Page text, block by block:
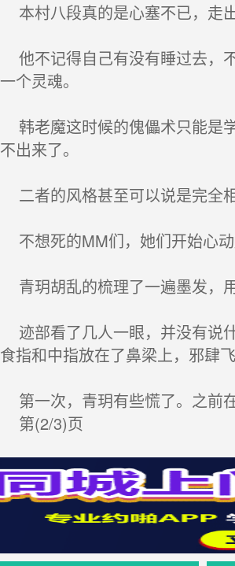
本村八段真的是心塞不已，走
他不记得自己有没有睡过去，
一个灵魂。
韩老魔这时候的傀儡术只能是
不出来了。
二者的风格甚至可以说是完全
不想死的MM们，她们开始心动
青玥胡乱的梳理了一遍墨发，
迹部看了几人一眼，并没有说
食指和中指放在了鼻梁上，邪肆
第一次，青玥有些慌了。之前
第(2/3)页